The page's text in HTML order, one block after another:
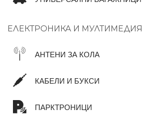
ЕЛЕКТРОНИКА И МУЛТИМЕДИЯ
АНТЕНИ ЗА КОЛА
КАБЕЛИ И БУКСИ
ПАРКТРОНИЦИ